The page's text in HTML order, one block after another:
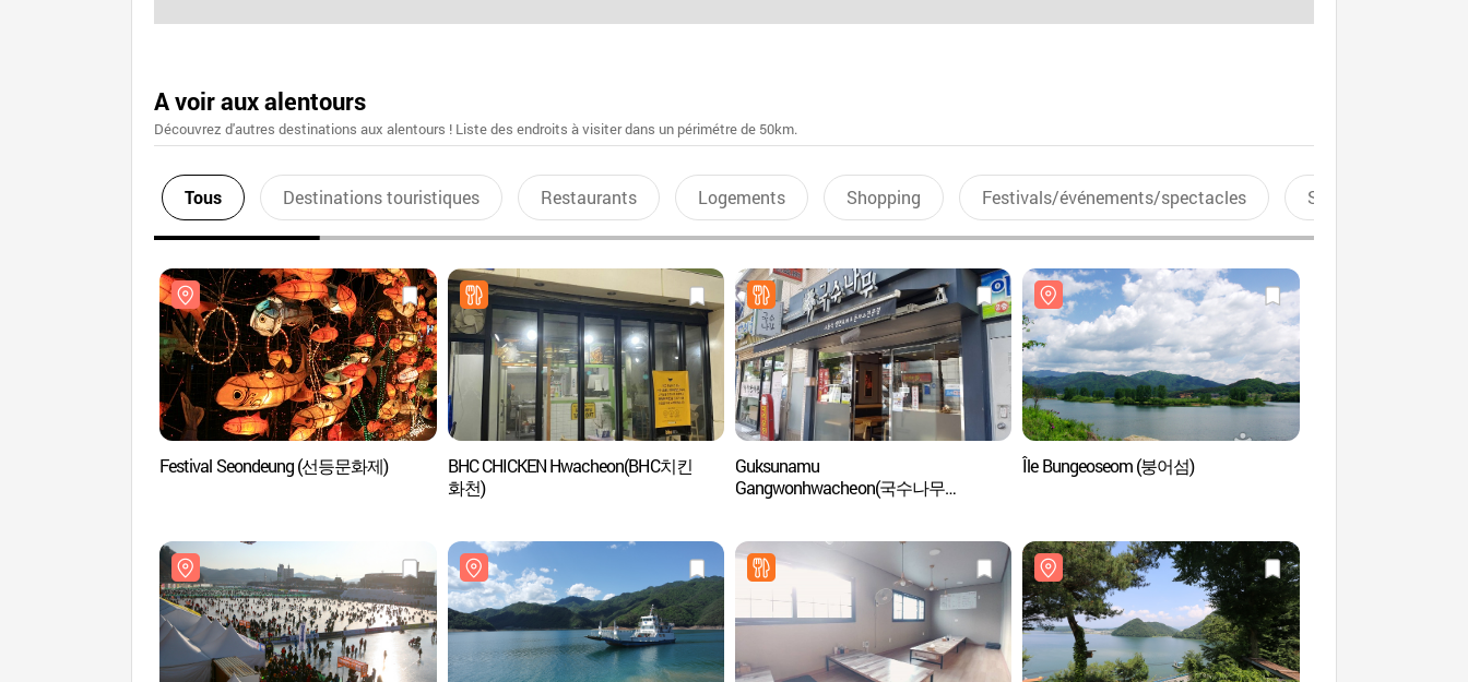
A voir aux alentours
Découvrez d'autres destinations aux alentours ! Liste des endroits à visiter dans un périmétre de 50km.
Tous Destinations touristiques Restaurants Logements Shopping Festivals/événements/spectacles Sports aquatiques
Festival Seondeung (선등문화제)
BHC CHICKEN Hwacheon(BHC치킨
화천)
Guksunamu
Gangwonhwacheon(국수나무
Île Bungeoseom (붕어섬)